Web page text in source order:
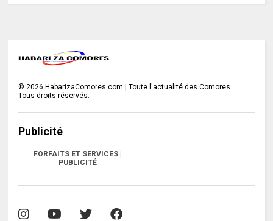
© 2026 HabarizaComores.com | Toute l'actualité des Comores
Tous droits réservés.
Publicité
FORFAITS ET SERVICES |
PUBLICITÉ